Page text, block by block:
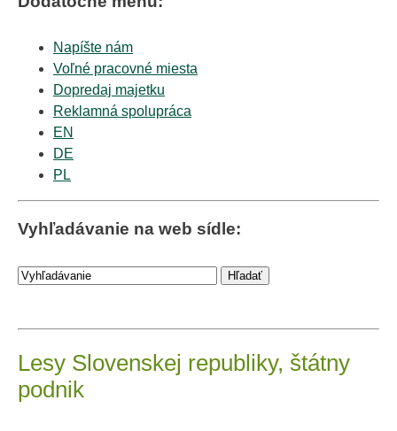
Napíšte nám
Voľné pracovné miesta
Dopredaj majetku
Reklamná spolupráca
EN
DE
PL
Vyhľadávanie na web sídle:
Lesy Slovenskej republiky, štátny
podnik